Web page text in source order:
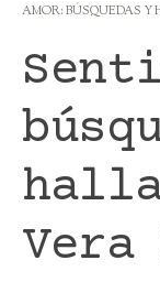
AMOR: BÚSQUEDAS Y